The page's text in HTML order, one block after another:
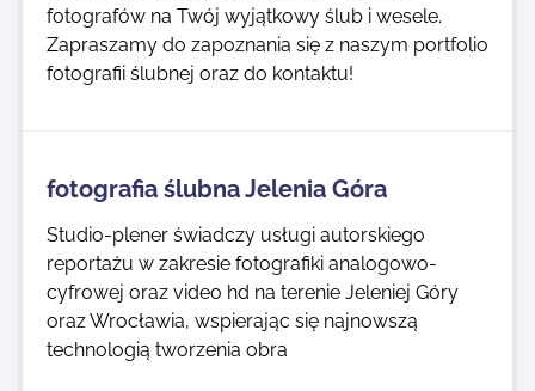
fotografów na Twój wyjątkowy ślub i wesele.
Zapraszamy do zapoznania się z naszym portfolio
fotografii ślubnej oraz do kontaktu!
fotografia ślubna Jelenia Góra
Studio-plener świadczy usługi autorskiego
reportażu w zakresie fotografiki analogowo-
cyfrowej oraz video hd na terenie Jeleniej Góry
oraz Wrocławia, wspierając się najnowszą
technologią tworzenia obra